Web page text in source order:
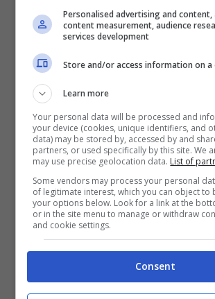
Katia ed Ascanio, qual è il
un matrimonio passionale e
d’amore?
Katia ed Ascanio sono più
Personalised advertising and
content measurement, audience
services development
Store and/or access information on a
Learn more
Your personal data will be processed and
your device (cookies, unique identifiers, and
data) may be stored by, accessed by and
partners, or used specifically by this site. We
may use precise geolocation data. List of
Some vendors may process your personal
of legitimate interest, which you can object to
your options below. Look for a link at the
or in the site menu to manage or withdraw
and cookie settings.
Consent